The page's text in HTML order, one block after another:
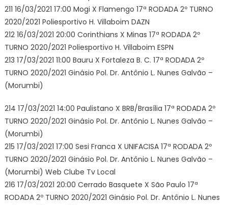
211 16/03/2021 17:00 Mogi X Flamengo 17ª RODADA 2º TURNO
2020/2021 Poliesportivo H. Villaboim DAZN
212 16/03/2021 20:00 Corinthians X Minas 17ª RODADA 2º
TURNO 2020/2021 Poliesportivo H. Villaboim ESPN
213 17/03/2021 11:00 Bauru X Fortaleza B. C. 17ª RODADA 2º
TURNO 2020/2021 Ginásio Pol. Dr. Antônio L. Nunes Galvão –
(Morumbi)
214 17/03/2021 14:00 Paulistano X BRB/Brasília 17ª RODADA 2º
TURNO 2020/2021 Ginásio Pol. Dr. Antônio L. Nunes Galvão –
(Morumbi)
215 17/03/2021 17:00 Sesi Franca X UNIFACISA 17ª RODADA 2º
TURNO 2020/2021 Ginásio Pol. Dr. Antônio L. Nunes Galvão –
(Morumbi) Web Clube Tv Local
216 17/03/2021 20:00 Cerrado Basquete X São Paulo 17ª
RODADA 2º TURNO 2020/2021 Ginásio Pol. Dr. Antônio L. Nunes